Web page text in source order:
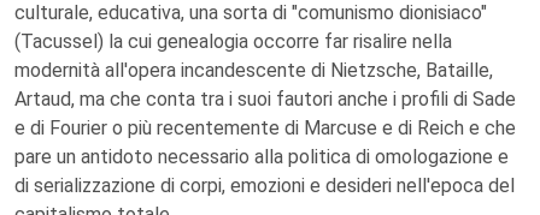
culturale, educativa, una sorta di "comunismo dionisiaco"
(Tacussel) la cui genealogia occorre far risalire nella
modernità all'opera incandescente di Nietzsche, Bataille,
Artaud, ma che conta tra i suoi fautori anche i profili di Sade
e di Fourier o più recentemente di Marcuse e di Reich e che
pare un antidoto necessario alla politica di omologazione e
di serializzazione di corpi, emozioni e desideri nell'epoca del